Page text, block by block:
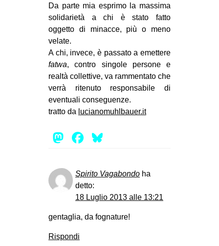
Da parte mia esprimo la massima
solidarietà a chi è stato fatto
oggetto di minacce, più o meno
velate.
A chi, invece, è passato a emettere
fatwa, contro singole persone e
realtà collettive, va rammentato che
verrà ritenuto responsabile di
eventuali conseguenze.
tratto da lucianomuhlbauer.it
Mastodon
Facebook
Spirito Vagabondo ha
detto:
18 Luglio 2013 alle 13:21
gentaglia, da fognature!
Rispondi